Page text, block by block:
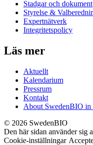
Stadgar och dokument
Styrelse &
Expertnätverk
Integritetspolicy
Läs mer
Aktuellt
Kalendarium
Pressrum
Kontakt
About SwedenBIO in
© 2026 SwedenBIO
Den här sidan använder sig
Cookie-inställningar